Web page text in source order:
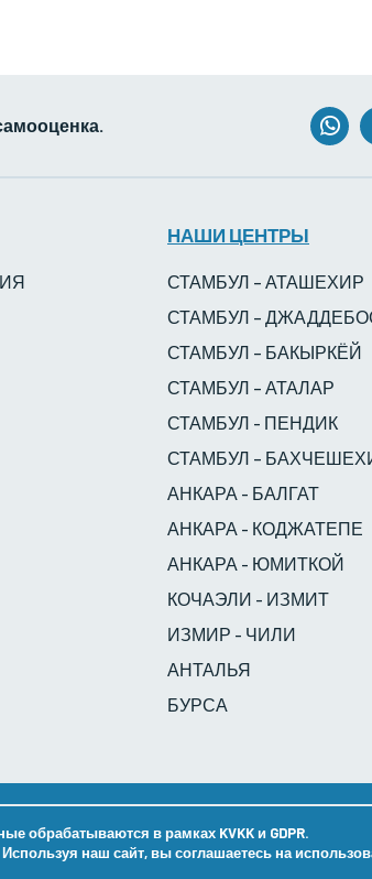
НАШИ ЦЕНТРЫ
СТАМБУЛ – АТАШЕХИР
СТАМБУЛ –
СТАМБУЛ – БАКЫРКЁЙ
СТАМБУЛ – АТАЛАР
СТАМБУЛ - ПЕНДИК
СТАМБУЛ –
АНКАРА - БАЛГАТ
АНКАРА - КОДЖАТЕПЕ
АНКАРА - ЮМИТКОЙ
КОЧАЭЛИ - ИЗМИТ
ИЗМИР - ЧИЛИ
АНТАЛЬЯ
БУРСА
Для связи:
обрабатываются в рамках KVKK и GDPR.
Используя наш сайт, вы соглашаетесь на